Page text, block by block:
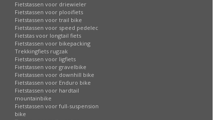
Fietstassen voor driewieler
Fietstassen voor plooifiets
Fietstassen voor trail bike
Fietstassen voor speed pedelec
Fietstas voor longtail fiets
Fietstassen voor bikepacking
Trekkingfiets rugzak
Fietstassen voor ligfiets
Fietstassen voor gravelbike
Fietstassen voor downhill bike
Fietstassen voor Enduro bike
Fietstassen voor hardtail
mountainbike
Fietstassen voor full-suspension
bike